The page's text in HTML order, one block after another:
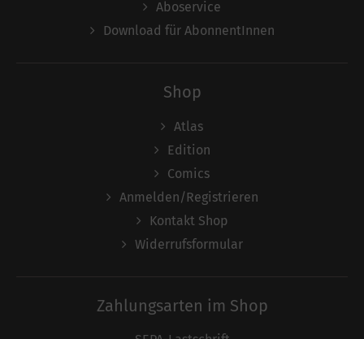
Aboservice
Download für AbonnentInnen
Shop
Atlas
Edition
Comics
Anmelden/Registrieren
Kontakt Shop
Widerrufsformular
Zahlungsarten im Shop